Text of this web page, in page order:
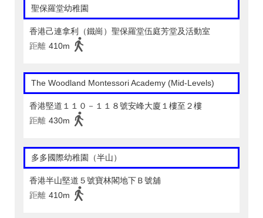
聖保羅堂幼稚園
香港己連拿利（鐵崗）聖保羅堂伍庭芳堂及活動室
距離 410m
The Woodland Montessori Academy (Mid-Levels)
香港堅道１１０－１１８號安峰大廈１樓至２樓
距離 430m
多多國際幼稚園（半山）
香港半山堅道５號寶林閣地下Ｂ號舖
距離 410m